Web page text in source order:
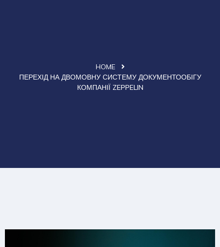
HOME
ПЕРЕХІД НА ДВОМОВНУ СИСТЕМУ ДОКУМЕНТООБІГУ
КОМПАНІЇ ZEPPELIN